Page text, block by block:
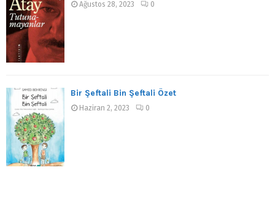
Ağustos 28, 2023 0
Bir Şeftali Bin Şeftali Özet
Haziran 2, 2023 0